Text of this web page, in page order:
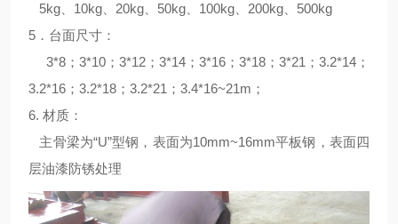
5kg、10kg、20kg、50kg、100kg、200kg、500kg
5．台面尺寸：
3*8；3*10；3*12；3*14；3*16；3*18；3*21；3.2*14；
3.2*16；3.2*18；3.2*21；3.4*16~21m；
6. 材质：
主骨梁为“U”型钢，表面为10mm~16mm平板钢，表面四
层油漆防锈处理